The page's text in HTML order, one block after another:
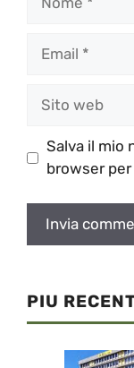
Salva il mio
browser
PIU